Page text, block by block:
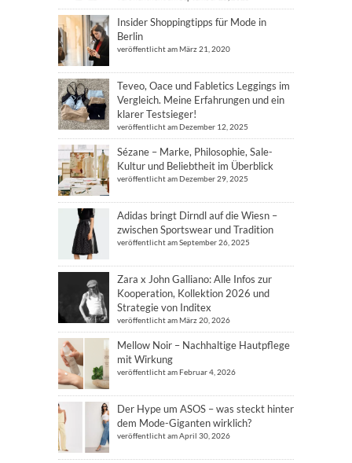
Insider Shoppingtipps für Mode in
Berlin
veröffentlicht am März 21, 2020
Teveo, Oace und Fabletics Leggings im
Vergleich. Meine Erfahrungen und ein
klarer Testsieger!
veröffentlicht am Dezember 12, 2025
Sézane – Marke, Philosophie, Sale-
Kultur und Beliebtheit im Überblick
veröffentlicht am Dezember 29, 2025
Adidas bringt Dirndl auf die Wiesn –
zwischen Sportswear und Tradition
veröffentlicht am September 26, 2025
Zara x John Galliano: Alle Infos zur
Kooperation, Kollektion 2026 und
Strategie von Inditex
veröffentlicht am März 20, 2026
Mellow Noir – Nachhaltige Hautpflege
mit Wirkung
veröffentlicht am Februar 4, 2026
Der Hype um ASOS – was steckt hinter
dem Mode-Giganten wirklich?
veröffentlicht am April 30, 2026